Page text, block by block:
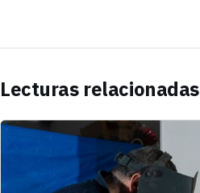
Lecturas relacionadas